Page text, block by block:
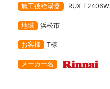
施工後給湯器 RUX-E2406W
地域 浜松市
お客様 T様
メーカー名